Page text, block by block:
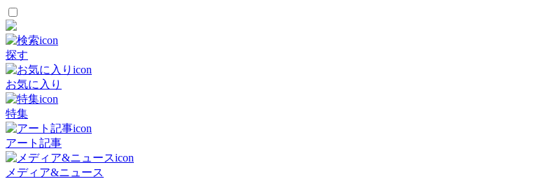
探す
お気に入り
特集
アート記事
メディア&ニュース